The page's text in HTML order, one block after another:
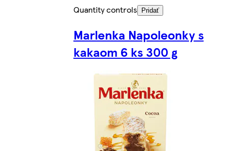
Quantity controls
Pridať
Marlenka Napoleonky s
kakaom 6 ks 300 g